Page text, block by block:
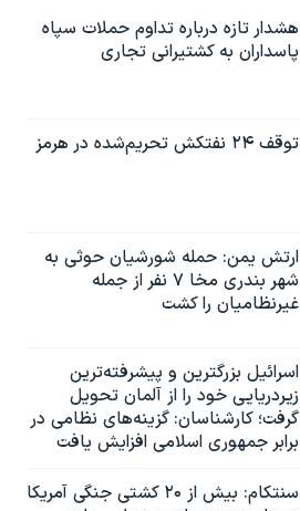
هشدار تازه درباره تداوم حملات سپاه
پاسداران به کشتیرانی تجاری
توقف ۲۴ نفتکش تحریم‌شده در هرمز
ارتش یمن: حمله شورشیان حوثی به
شهر بندری مخا ۷ نفر از جمله
غیرنظامیان را کشت
اسرائيل بزرگترین و پیشرفته‌ترین
زیردریایی خود را از آلمان تحویل
گرفت؛ کارشناسان: گزینه‌های نظامی در
برابر جمهوری اسلامی افزایش یافت
سنتکام: بیش از ۲۰ کشتی جنگی آمریکا